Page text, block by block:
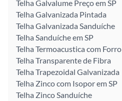
Telha Galvalume Preço em SP
Telha Galvanizada Pintada
Telha Galvanizada Sanduíche
Telha Sanduíche em SP
Telha Termoacustica com Forro
Telha Transparente de Fibra
Telha Trapezoidal Galvanizada
Telha Zinco com Isopor em SP
Telha Zinco Sanduíche